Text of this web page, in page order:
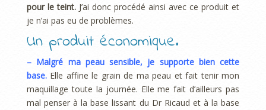
pour le teint. J’ai donc procédé ainsi avec ce produit et
je n’ai pas eu de problèmes.
Un produit économique.
– Malgré ma peau sensible, je supporte bien cette
base. Elle affine le grain de ma peau et fait tenir mon
maquillage toute la journée. Elle me fait d’ailleurs pas
mal penser à la base lissant du Dr Ricaud et à la base